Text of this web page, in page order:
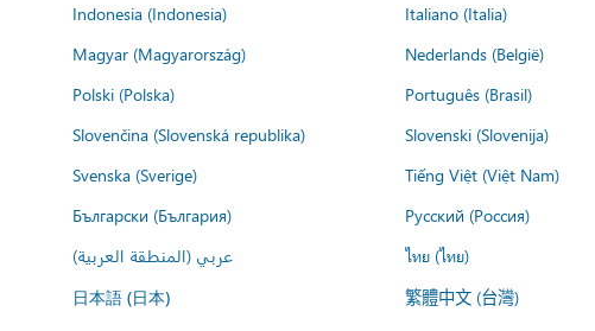
Indonesia (Indonesia) Italiano (Italia)
Magyar (Magyarország) Nederlands (België)
Polski (Polska) Português (Brasil)
Slovenčina (Slovenská republika) Slovenski (Slovenija)
Svenska (Sverige) Tiếng Việt (Việt Nam)
Български (България) Русский (Россия)
عربي (المنطقة العربية) ไทย (ไทย)
日本語 (日本) 繁體中文 (台灣)